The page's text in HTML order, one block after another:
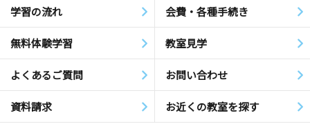
学習の流れ 会費・各種手続き
無料体験学習 教室見学
よくあるご質問 お問い合わせ
資料請求 お近くの教室を探す